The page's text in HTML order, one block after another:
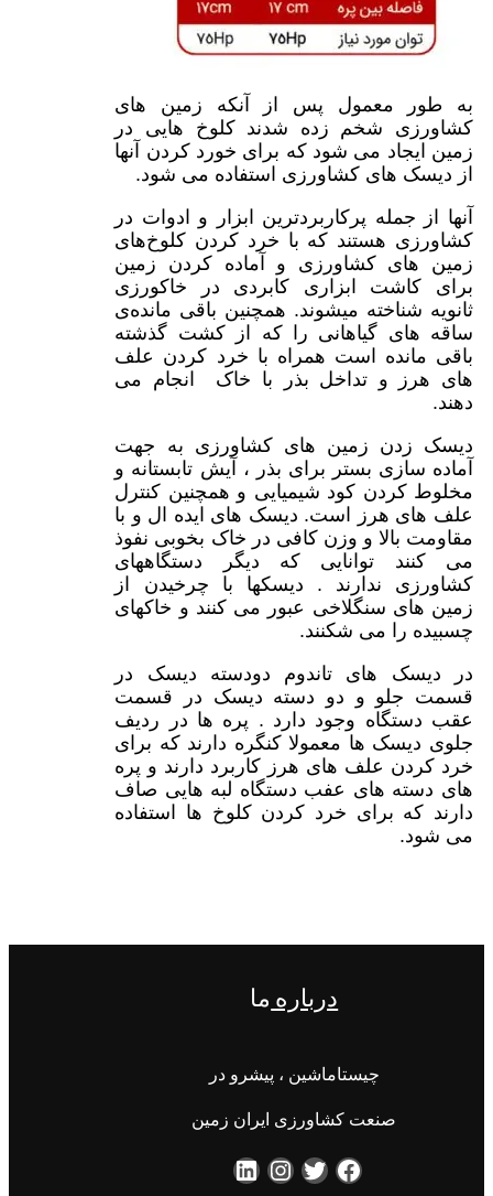
به طور معمول پس از آنکه زمین های
کشاورزی شخم زده شدند کلوخ هایی در
زمین ایجاد می شود که برای خورد کردن آنها
از دیسک های کشاورزی استفاده می شود.
آنها از جمله پرکاربردترین ابزار و ادوات در
کشاورزی هستند که با خرد کردن کلوخ‌های
زمین های کشاورزی و آماده کردن زمین
برای کاشت ابزاری کابردی در خاکورزی
ثانویه شناخته میشوند. همچنین باقی مانده‌ی
ساقه های گیاهانی را که از کشت گذشته
باقی مانده است همراه با خرد کردن علف
های هرز و تداخل بذر با خاک انجام می
دهند.
دیسک زدن زمین های کشاورزی به جهت
آماده سازی بستر برای بذر ، آیش تابستانه و
مخلوط کردن کود شیمیایی و همچنین کنترل
علف های هرز است. دیسک های ایده ال و با
مقاومت بالا و وزن کافی در خاک بخوبی نفوذ
می کنند توانایی که دیگر دستگاههای
کشاورزی ندارند . دیسکها با چرخیدن از
زمین های سنگلاخی عبور می کنند و خاکهای
چسبیده را می شکنند.
در دیسک های تاندوم دودسته دیسک در
قسمت جلو و دو دسته دیسک در قسمت
عقب دستگاه وجود دارد . پره ها در ردیف
جلوی دیسک ها معمولا کنگره دارند که برای
خرد کردن علف های هرز کاربرد دارند و پره
های دسته های عفب دستگاه لبه هایی صاف
دارند که برای خرد کردن کلوخ ها استفاده
می شود.
دربارهما
چیستاماشین ، پیشرو در
صنعت کشاورزی ایران زمین